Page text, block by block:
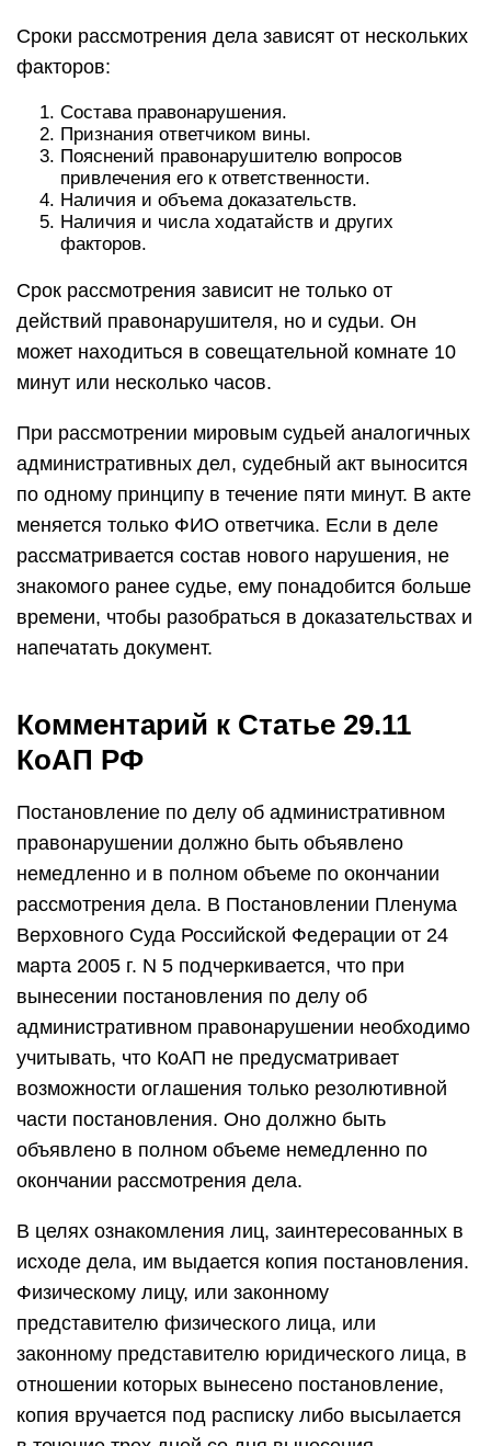
Сроки рассмотрения дела зависят от нескольких
факторов:
Состава правонарушения.
Признания ответчиком вины.
Пояснений правонарушителю вопросов
привлечения его к ответственности.
Наличия и объема доказательств.
Наличия и числа ходатайств и других
факторов.
Срок рассмотрения зависит не только от
действий правонарушителя, но и судьи. Он
может находиться в совещательной комнате 10
минут или несколько часов.
При рассмотрении мировым судьей аналогичных
административных дел, судебный акт выносится
по одному принципу в течение пяти минут. В акте
меняется только ФИО ответчика. Если в деле
рассматривается состав нового нарушения, не
знакомого ранее судье, ему понадобится больше
времени, чтобы разобраться в доказательствах и
напечатать документ.
Комментарий к Статье 29.11
КоАП РФ
Постановление по делу об административном
правонарушении должно быть объявлено
немедленно и в полном объеме по окончании
рассмотрения дела. В Постановлении Пленума
Верховного Суда Российской Федерации от 24
марта 2005 г. N 5 подчеркивается, что при
вынесении постановления по делу об
административном правонарушении необходимо
учитывать, что КоАП не предусматривает
возможности оглашения только резолютивной
части постановления. Оно должно быть
объявлено в полном объеме немедленно по
окончании рассмотрения дела.
В целях ознакомления лиц, заинтересованных в
исходе дела, им выдается копия постановления.
Физическому лицу, или законному
представителю физического лица, или
законному представителю юридического лица, в
отношении которых вынесено постановление,
копия вручается под расписку либо высылается